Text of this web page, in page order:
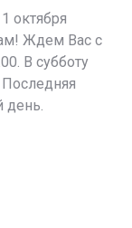
октября
Ждем Вас с
В субботу
день.